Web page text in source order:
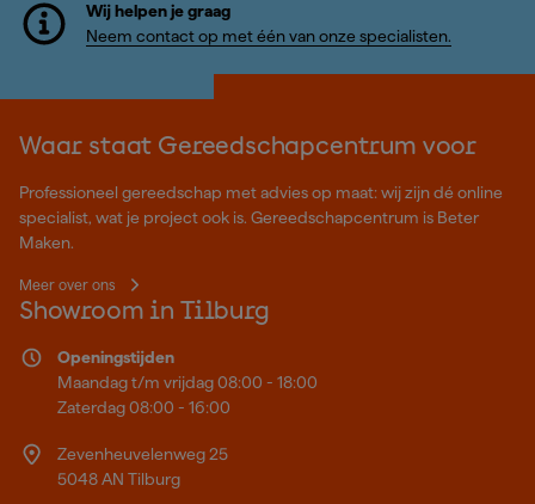
Wij helpen je graag
Neem contact op met één van onze specialisten.
Waar staat Gereedschapcentrum voor
Professioneel gereedschap met advies op maat: wij zijn dé online
specialist, wat je project ook is. Gereedschapcentrum is Beter
Maken.
Meer over ons
Showroom in Tilburg
Openingstijden
Maandag t/m vrijdag 08:00 - 18:00
Zaterdag 08:00 - 16:00
Zevenheuvelenweg 25
5048 AN Tilburg